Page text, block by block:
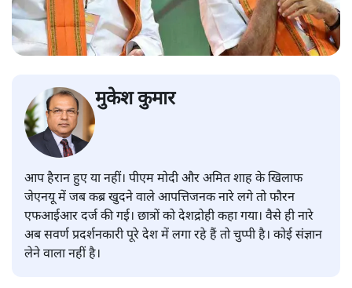
मुकेश कुमार
आप हैरान हुए या नहीं। पीएम मोदी और अमित शाह के खिलाफ
जेएनयू में जब कब्र खुदने वाले आपत्तिजनक नारे लगे तो फौरन
एफआईआर दर्ज की गई। छात्रों को देशद्रोही कहा गया। वैसे ही नारे
अब सवर्ण प्रदर्शनकारी पूरे देश में लगा रहे हैं तो चुप्पी है। कोई संज्ञान
लेने वाला नहीं है।